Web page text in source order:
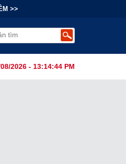
>>
2026 - 13:14:45 PM
Minh Sản Xuất Tại Nước Ngoài